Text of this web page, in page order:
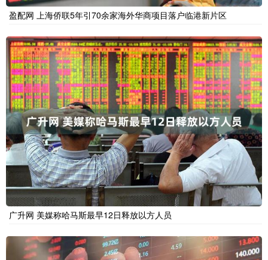
盈配网 上海侨联5年引70余家海外华商项目落户临港新片区
广升网 美媒称哈马斯最早12日释放以方人员